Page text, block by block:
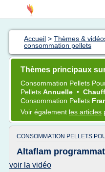
Accueil > Thèmes &
consommation pellets
Thèmes principaux
Consommation Pellets
Pellets Annuelle •
Consommation Pellets
Voir également les articles
CONSOMMATION PELLETS
Altaflam
voir la vidéo